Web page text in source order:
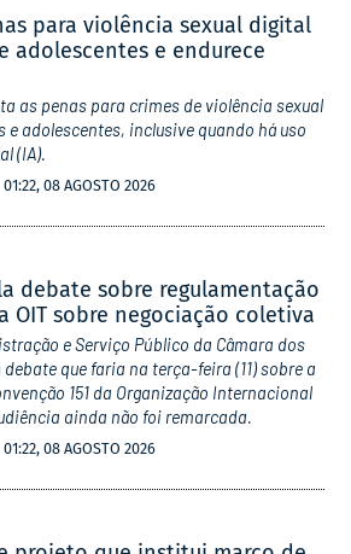
para violência sexual digital
adolescentes e endurece
as penas para crimes de violência sexual
adolescentes, inclusive quando há uso
(IA).
01:22, 08 AGOSTO 2026
debate sobre regulamentação
OIT sobre negociação coletiva
e Serviço Público da Câmara dos
que faria na terça-feira (11) sobre a
151 da Organização Internacional
ainda não foi remarcada.
01:22, 08 AGOSTO 2026